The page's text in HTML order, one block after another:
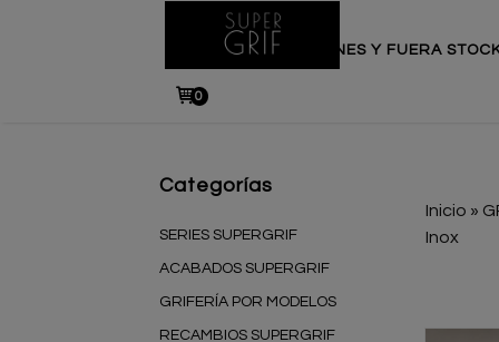
PROMOCIONES Y FUERA
0
Categorías
SERIES SUPERGRIF
ACABADOS SUPERGRIF
GRIFERÍA POR MODELOS
RECAMBIOS SUPERGRIF
Inicio »
Inox